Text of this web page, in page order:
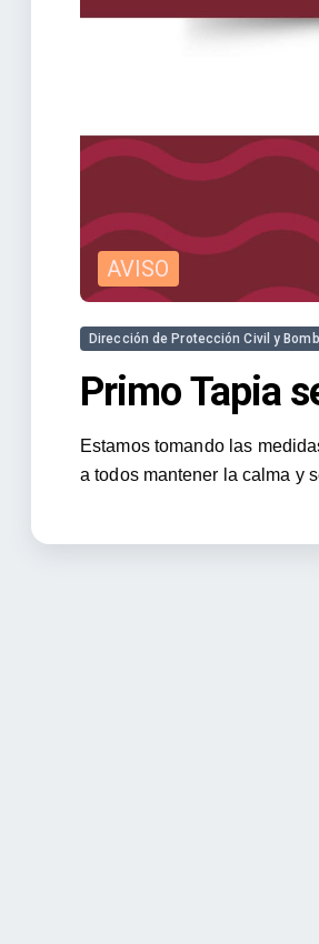
AVISO
Dirección de Protección Civil y
Primo Tapia
Estamos tomando las
a todos mantener la calma y